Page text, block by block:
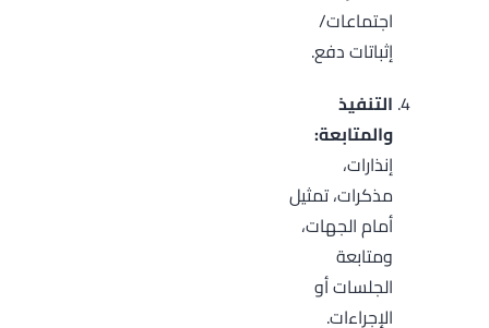
اجتماعات/
إثباتات دفع.
التنفيذ
والمتابعة:
إنذارات،
مذكرات، تمثيل
أمام الجهات،
ومتابعة
الجلسات أو
الإجراءات.